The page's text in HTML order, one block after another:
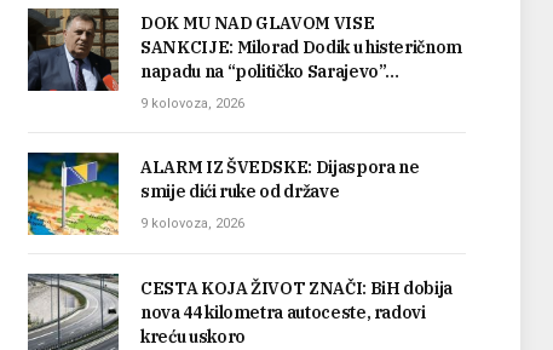
DOK MU NAD GLAVOM VISE
SANKCIJE: Milorad Dodik u histeričnom
napadu na “političko Sarajevo”…
9 kolovoza, 2026
ALARM IZ ŠVEDSKE: Dijaspora ne
smije dići ruke od države
9 kolovoza, 2026
CESTA KOJA ŽIVOT ZNAČI: BiH dobija
nova 44 kilometra autoceste, radovi
kreću uskoro